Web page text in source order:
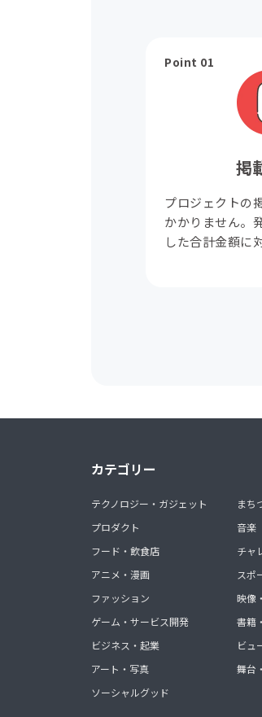
Point 01
掲
プロジェクトの
かかりません。
した合計金額に
カテゴリー
テクノロジー・ガジェット
プロダクト
フード・飲食店
アニメ・漫画
ファッション
ゲーム・サービス開発
ビジネス・起業
アート・写真
ソーシャルグッド
まち
音楽
チャ
スポ
映像
書籍
ビュ
舞台